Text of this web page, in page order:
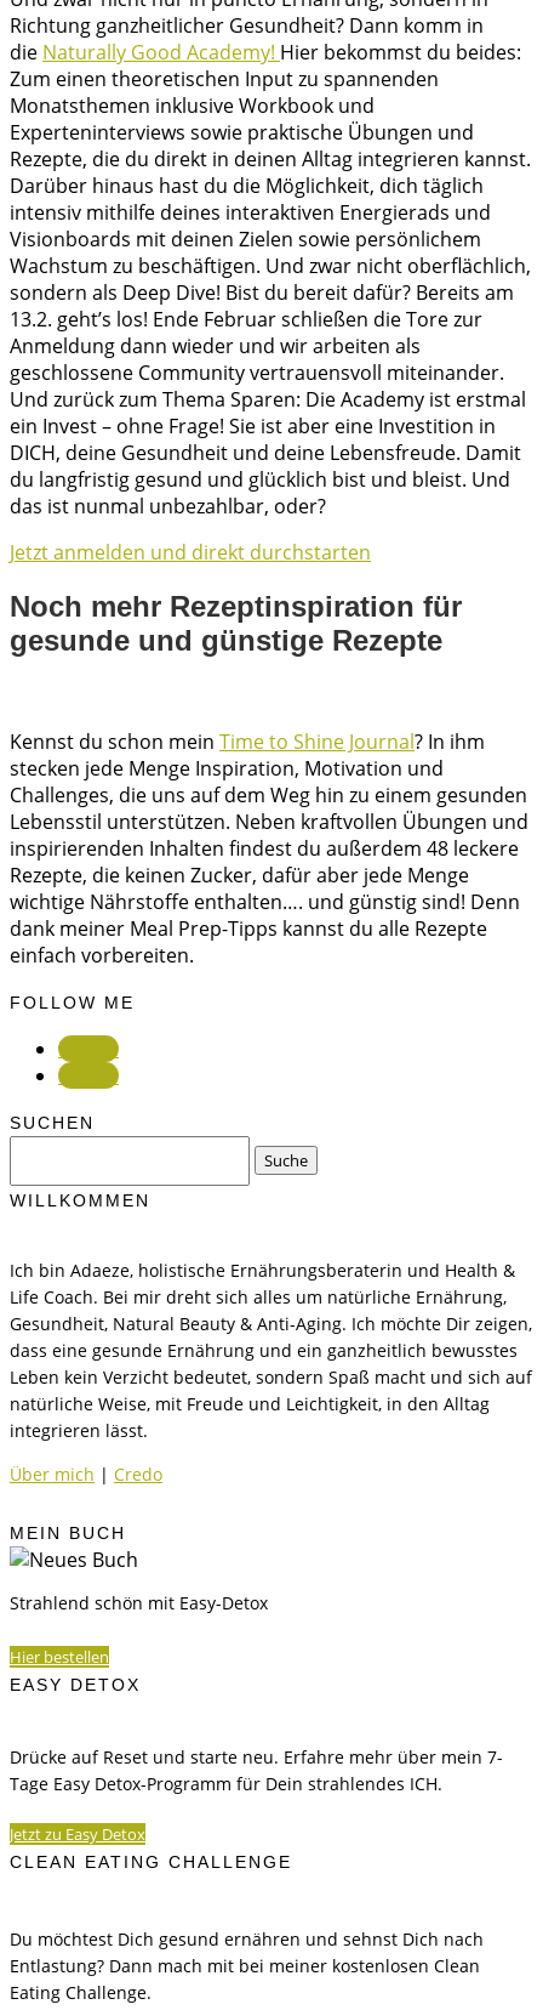
Richtung ganzheitlicher Gesundheit? Dann komm in
die Naturally Good Academy! Hier bekommst du beides:
Zum einen theoretischen Input zu spannenden
Monatsthemen inklusive Workbook und
Experteninterviews sowie praktische Übungen und
Rezepte, die du direkt in deinen Alltag integrieren kannst.
Darüber hinaus hast du die Möglichkeit, dich täglich
intensiv mithilfe deines interaktiven Energierads und
Visionboards mit deinen Zielen sowie persönlichem
Wachstum zu beschäftigen. Und zwar nicht oberflächlich,
sondern als Deep Dive! Bist du bereit dafür? Bereits am
13.2. geht’s los! Ende Februar schließen die Tore zur
Anmeldung dann wieder und wir arbeiten als
geschlossene Community vertrauensvoll miteinander.
Und zurück zum Thema Sparen: Die Academy ist erstmal
ein Invest – ohne Frage! Sie ist aber eine Investition in
DICH, deine Gesundheit und deine Lebensfreude. Damit
du langfristig gesund und glücklich bist und bleist. Und
das ist nunmal unbezahlbar, oder?
Jetzt anmelden und direkt durchstarten
Noch mehr Rezeptinspiration für
gesunde und günstige Rezepte
Kennst du schon mein Time to Shine Journal? In ihm
stecken jede Menge Inspiration, Motivation und
Challenges, die uns auf dem Weg hin zu einem gesunden
Lebensstil unterstützen. Neben kraftvollen Übungen und
inspirierenden Inhalten findest du außerdem 48 leckere
Rezepte, die keinen Zucker, dafür aber jede Menge
wichtige Nährstoffe enthalten…. und günstig sind! Denn
dank meiner Meal Prep-Tipps kannst du alle Rezepte
einfach vorbereiten.
FOLLOW ME
Folgen
Folgen
SUCHEN
WILLKOMMEN
Ich bin Adaeze, holistische Ernährungsberaterin und Health &
Life Coach. Bei mir dreht sich alles um natürliche Ernährung,
Gesundheit, Natural Beauty & Anti-Aging. Ich möchte Dir zeigen,
dass eine gesunde Ernährung und ein ganzheitlich bewusstes
Leben kein Verzicht bedeutet, sondern Spaß macht und sich auf
natürliche Weise, mit Freude und Leichtigkeit, in den Alltag
integrieren lässt.
Über mich | Credo
MEIN BUCH
Strahlend schön mit Easy-Detox
Hier bestellen
EASY DETOX
Drücke auf Reset und starte neu. Erfahre mehr über mein 7-
Tage Easy Detox-Programm für Dein strahlendes ICH.
Jetzt zu Easy Detox
CLEAN EATING CHALLENGE
Du möchtest Dich gesund ernähren und sehnst Dich nach
Entlastung? Dann mach mit bei meiner kostenlosen Clean
Eating Challenge.